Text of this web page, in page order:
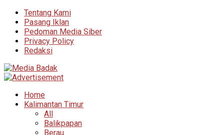
Tentang Kami
Pasang Iklan
Pedoman Media Siber
Privacy Policy
Redaksi
Home
Kalimantan Timur
All
Balikpapan
Berau